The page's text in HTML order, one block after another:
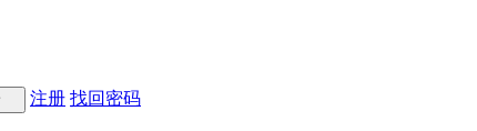
注册 找回密码